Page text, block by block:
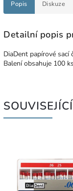
Popis Diskuze
Detailní popis
DiaDent papírové
Balení obsahuje 100